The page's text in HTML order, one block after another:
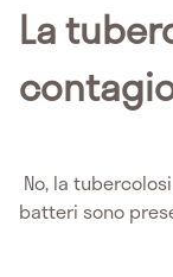
La
No, la
batteri sono